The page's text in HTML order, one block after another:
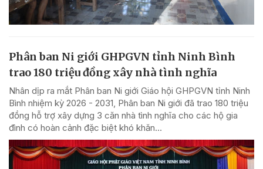
Phân ban Ni giới GHPGVN tỉnh Ninh Bình
trao 180 triệu đồng xây nhà tình nghĩa
Nhân dịp ra mắt Phân ban Ni giới Giáo hội GHPGVN tỉnh Ninh
Bình nhiệm kỳ 2026 - 2031, Phân ban Ni giới đã trao 180 triệu
đồng hỗ trợ xây dựng 3 căn nhà tình nghĩa cho các hộ gia
đình có hoàn cảnh đặc biệt khó khăn...